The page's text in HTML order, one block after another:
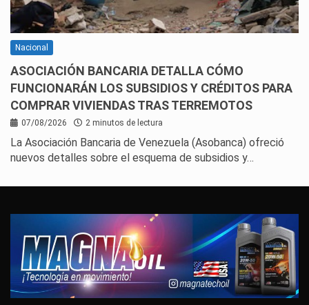
Nacional
ASOCIACIÓN BANCARIA DETALLA CÓMO
FUNCIONARÁN LOS SUBSIDIOS Y CRÉDITOS PARA
COMPRAR VIVIENDAS TRAS TERREMOTOS
07/08/2026 2 minutos de lectura
La Asociación Bancaria de Venezuela (Asobanca) ofreció
nuevos detalles sobre el esquema de subsidios y…